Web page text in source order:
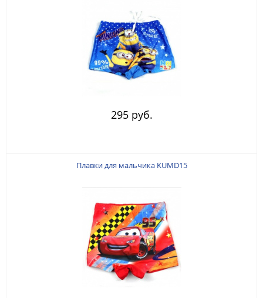
295 руб.
Плавки для мальчика KUMD15